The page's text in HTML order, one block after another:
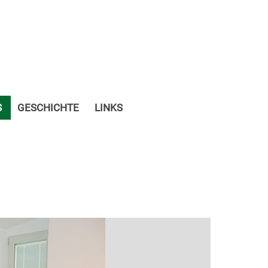
GESCHICHTE LINKS